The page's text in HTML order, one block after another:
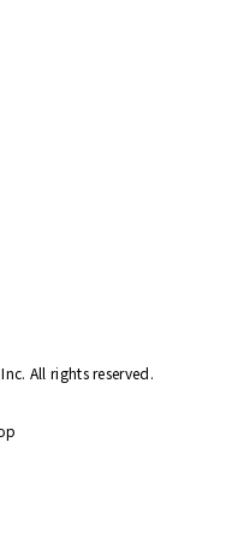
All rights reserved.